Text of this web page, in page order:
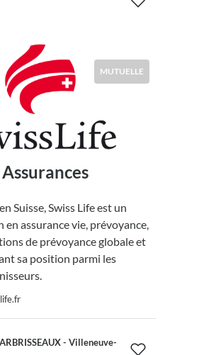
MUTUELLE
Suisse, Swiss Life est un
en assurance vie, prévoyance,
de prévoyance globale et
sa position parmi les
- Villeneuve-